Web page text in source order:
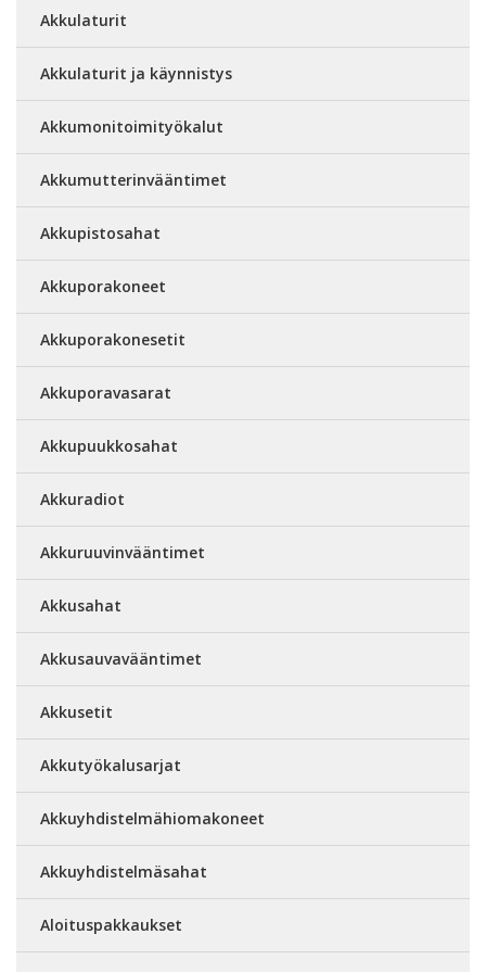
Akkulaturit
Akkulaturit ja käynnistys
Akkumonitoimityökalut
Akkumutterinvääntimet
Akkupistosahat
Akkuporakoneet
Akkuporakonesetit
Akkuporavasarat
Akkupuukkosahat
Akkuradiot
Akkuruuvinvääntimet
Akkusahat
Akkusauvavääntimet
Akkusetit
Akkutyökalusarjat
Akkuyhdistelmähiomakoneet
Akkuyhdistelmäsahat
Aloituspakkaukset